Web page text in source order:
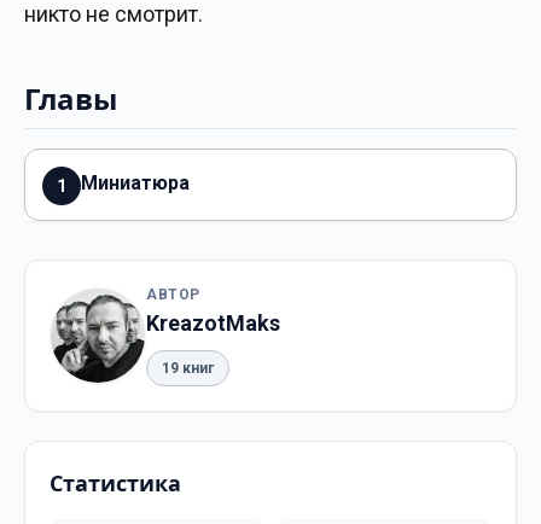
никто не смотрит.
Главы
1 Миниатюра
АВТОР
KreazotMaks
19 книг
Статистика